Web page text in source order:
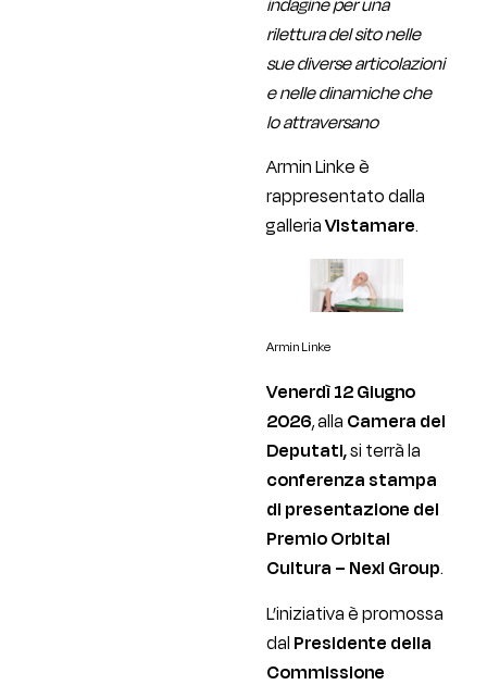
rilettura del sito nelle
sue diverse articolazioni
e nelle dinamiche che
lo attraversano
Armin Linke è
rappresentato dalla
galleriaVistamare.
Armin Linke
Venerdì 12 Giugno
2026, alla Camera dei
Deputati,si terrà la
conferenza stampa
di presentazione del
Premio Orbital
Cultura – Nexi Group.
L’iniziativa è promossa
dal Presidente della
Commissione